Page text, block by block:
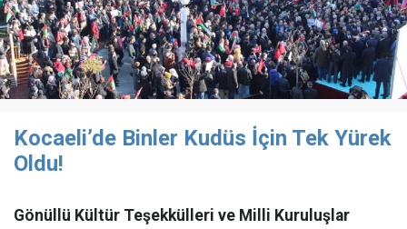
Kocaeli’de Binler Kudüs İçin Tek Yürek
Oldu!
Gönüllü Kültür Teşekkülleri ve Milli Kuruluşlar